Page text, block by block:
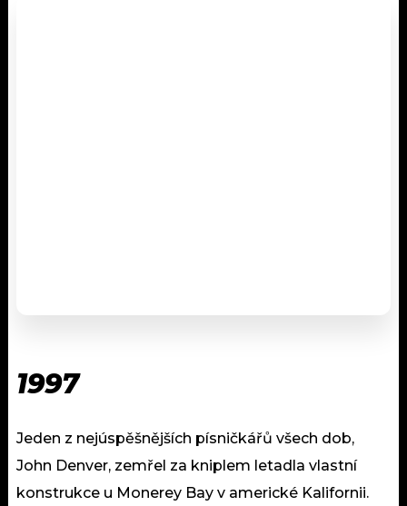
1997
Jeden z nejúspěšnějších písničkářů všech dob,
John Denver, zemřel za kniplem letadla vlastní
konstrukce u Monerey Bay v americké Kalifornii.